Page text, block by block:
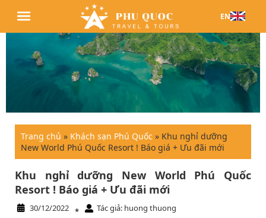
EN
Trang chủ » Khách sạn Phú Quốc » Khu nghỉ dưỡng
New World Phú Quốc Resort ! Báo giá + Ưu đãi mới
Khu nghỉ dưỡng New World Phú Quốc
Resort ! Báo giá + Ưu đãi mới
30/12/2022 * Tác giả: huong thuong